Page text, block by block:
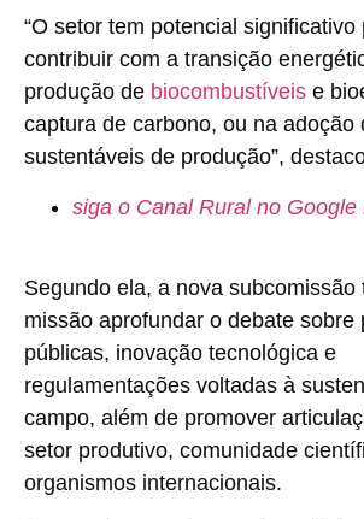
“O setor tem potencial significativo
contribuir com a transição
produção de biocombustíveis e
captura de carbono, ou na adoção
sustentáveis de produção”,
siga o Canal Rural no Google
Segundo ela, a nova subcomissão
missão aprofundar o debate sobre
públicas, inovação tecnológica e
regulamentações voltadas à
campo, além de promover
setor produtivo, comunidade
organismos internacionais.